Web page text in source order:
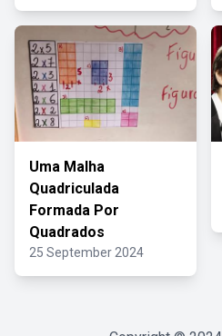
Uma Malha
Quadriculada
Formada Por
Quadrados
25 September 2024